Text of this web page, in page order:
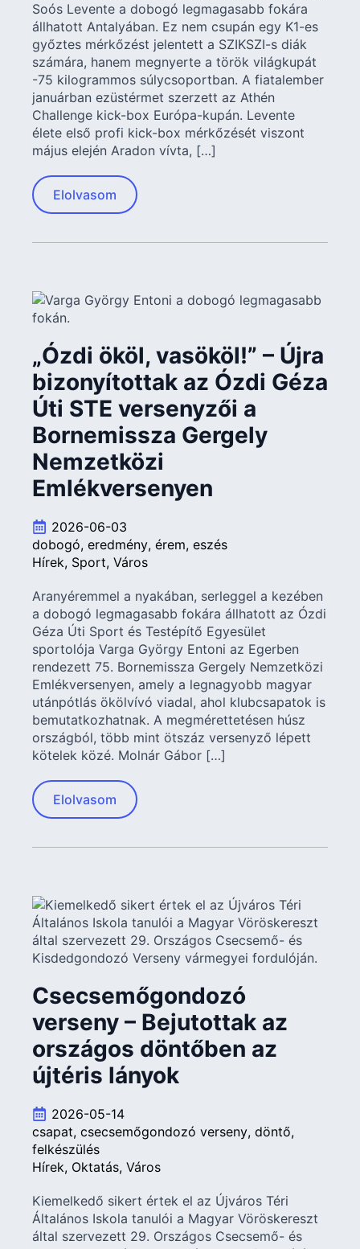
Soós Levente a dobogó legmagasabb fokára
állhatott Antalyában. Ez nem csupán egy K1-es
győztes mérkőzést jelentett a SZIKSZI-s diák
számára, hanem megnyerte a török világkupát
-75 kilogrammos súlycsoportban. A fiatalember
januárban ezüstérmet szerzett az Athén
Challenge kick-box Európa-kupán. Levente
élete első profi kick-box mérkőzését viszont
május elején Aradon vívta, […]
Elolvasom
„Ózdi ököl, vasököl!” – Újra
bizonyítottak az Ózdi Géza
Úti STE versenyzői a
Bornemissza Gergely
Nemzetközi
Emlékversenyen
2026-06-03
dobogó eredmény érem eszés
Hírek Sport Város
Aranyéremmel a nyakában, serleggel a kezében
a dobogó legmagasabb fokára állhatott az Ózdi
Géza Úti Sport és Testépítő Egyesület
sportolója Varga György Entoni az Egerben
rendezett 75. Bornemissza Gergely Nemzetközi
Emlékversenyen, amely a legnagyobb magyar
utánpótlás ökölvívó viadal, ahol klubcsapatok is
bemutatkozhatnak. A megmérettetésen húsz
országból, több mint ötszáz versenyző lépett
kötelek közé. Molnár Gábor […]
Elolvasom
Csecsemőgondozó
verseny – Bejutottak az
országos döntőben az
újtéris lányok
2026-05-14
csapat csecsemőgondozó verseny döntő
felkészülés
Hírek Oktatás Város
Kiemelkedő sikert értek el az Újváros Téri
Általános Iskola tanulói a Magyar Vöröskereszt
által szervezett 29. Országos Csecsemő- és